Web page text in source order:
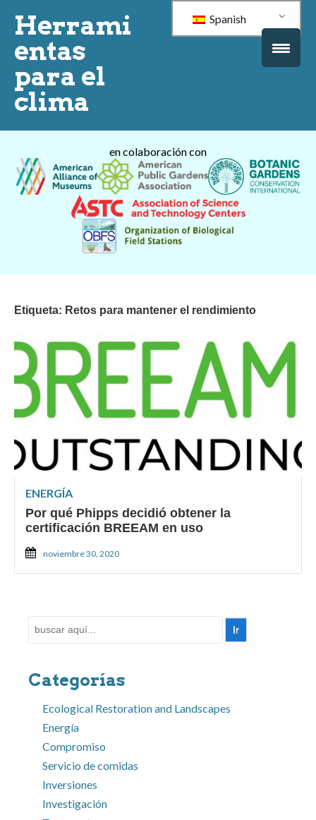
Herrami
entas
para el
clima
Spanish
en colaboración con
Etiqueta: Retos para mantener el rendimiento
ENERGÍA
Por qué Phipps decidió obtener la
certificación BREEAM en uso
noviembre 30, 2020
Buscar
Categorías
Ecological Restoration and Landscapes
Energía
Compromiso
Servicio de comidas
Inversiones
Investigación